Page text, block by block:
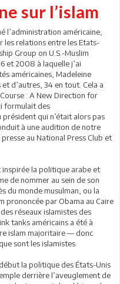
sur l’islam
l’administration américaine,
les relations entre les Etats-
Group on U.S.-Muslim
et 2008 à laquelle j’ai
américaines, Madeleine
d’autres, 34 en tout. Cela a
: A New Direction for
formulait des
qui n’était alors pas
à une audition de notre
au National Press Club et
inspirée la politique arabe et
de nommer au sein de son
du monde musulman, ou la
prononcée par Obama au Caire
réseaux islamistes des
tanks américains a été à
islam majoritaire — donc
sont les islamistes.
la politique des États-Unis
derrière l’aveuglement de